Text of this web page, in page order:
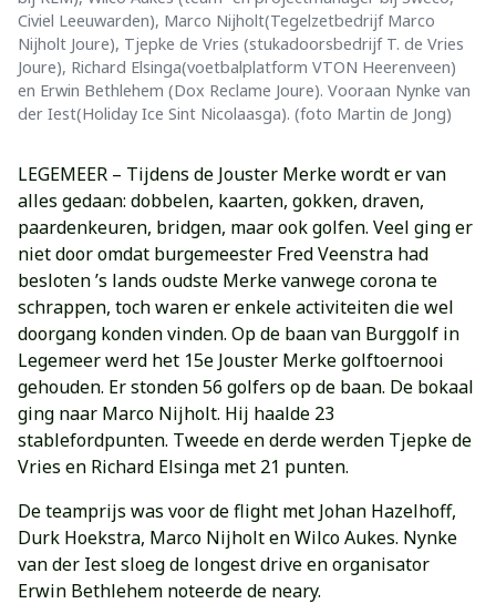
Civiel Leeuwarden), Marco Nijholt(Tegelzetbedrijf Marco
Nijholt Joure), Tjepke de Vries (stukadoorsbedrijf T. de Vries
Joure), Richard Elsinga(voetbalplatform VTON Heerenveen)
en Erwin Bethlehem (Dox Reclame Joure). Vooraan Nynke van
der Iest(Holiday Ice Sint Nicolaasga). (foto Martin de Jong)
LEGEMEER – Tijdens de Jouster Merke wordt er van
alles gedaan: dobbelen, kaarten, gokken, draven,
paardenkeuren, bridgen, maar ook golfen. Veel ging er
niet door omdat burgemeester Fred Veenstra had
besloten ’s lands oudste Merke vanwege corona te
schrappen, toch waren er enkele activiteiten die wel
doorgang konden vinden. Op de baan van Burggolf in
Legemeer werd het 15e Jouster Merke golftoernooi
gehouden. Er stonden 56 golfers op de baan. De bokaal
ging naar Marco Nijholt. Hij haalde 23
stablefordpunten. Tweede en derde werden Tjepke de
Vries en Richard Elsinga met 21 punten.
De teamprijs was voor de flight met Johan Hazelhoff,
Durk Hoekstra, Marco Nijholt en Wilco Aukes. Nynke
van der Iest sloeg de longest drive en organisator
Erwin Bethlehem noteerde de neary.